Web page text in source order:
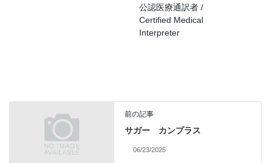
公認医療通訳者 /
Certified Medical
Interpreter
前の記事
サガー カンプラス
06/23/2025